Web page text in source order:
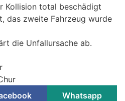
Kollision total beschädigt
das zweite Fahrzeug wurde
die Unfallursache ab.
Whatsapp